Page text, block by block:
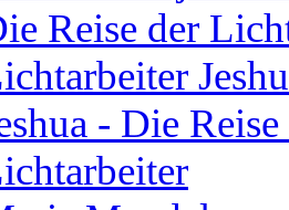
Reise der
- Die